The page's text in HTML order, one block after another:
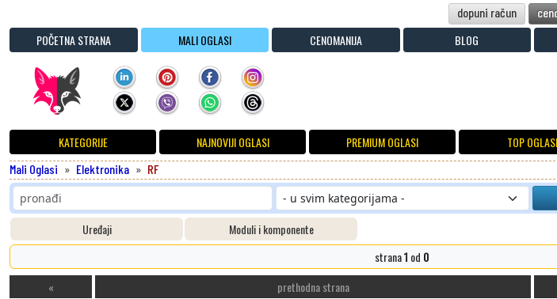
dopuni račun
POČETNA STRANA MALI OGLASI CENOMANIJA BLOG
KATEGORIJE NAJNOVIJI OGLASI PREMIUM OGLASI TOP OGLASI
Mali Oglasi Elektronika
RF
Uređaji
Moduli i komponente
strana1 od 0
«
prethodna strana